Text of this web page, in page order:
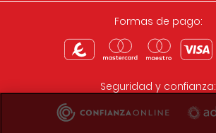
Formas de pago:
Seguridad y confianza: